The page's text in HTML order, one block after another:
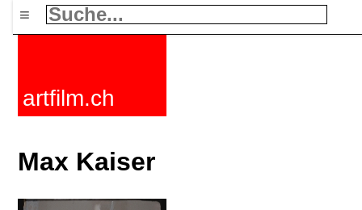
≡
artfilm.ch
Max Kaiser